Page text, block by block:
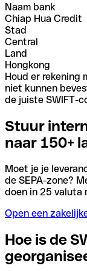
Naam bank
Chiap Hua Credit
Stad
Central
Land
Hongkong
Houd er rekening
niet kunnen
de juiste SWIFT-
Stuur
naar 150+
Moet je je
de SEPA-zone?
doen in 25 valuta
Open een
Hoe is de